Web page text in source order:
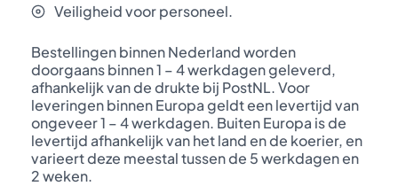
Veiligheid voor personeel.
Bestellingen binnen Nederland worden
doorgaans binnen 1 – 4 werkdagen geleverd,
afhankelijk van de drukte bij PostNL. Voor
leveringen binnen Europa geldt een levertijd van
ongeveer 1 – 4 werkdagen. Buiten Europa is de
levertijd afhankelijk van het land en de koerier, en
varieert deze meestal tussen de 5 werkdagen en
2 weken.